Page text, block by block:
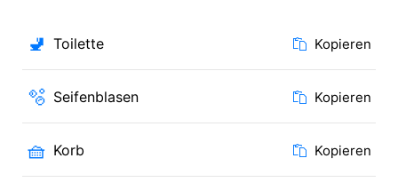
🚽 Toilette Kopieren
🫧 Seifenblasen Kopieren
🧺 Korb Kopieren